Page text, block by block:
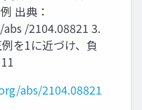
出典：
/2104.08821 3.
を1に近づけ、負
abs/2104.08821